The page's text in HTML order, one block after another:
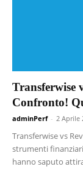
Transferwise
Confronto!
adminPerf - 2 Aprile
Transferwise vs
strumenti
hanno saputo